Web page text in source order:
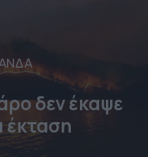
δεν έκαψε
έκταση